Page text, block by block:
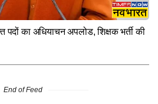
End of Feed